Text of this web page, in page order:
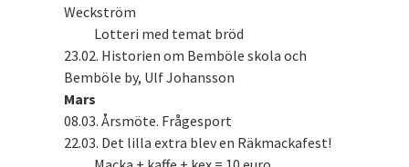
Weckström
Lotteri med temat bröd
23.02. Historien om Bemböle skola och
Bemböle by, Ulf Johansson
Mars
08.03. Årsmöte. Frågesport
22.03. Det lilla extra blev en Räkmackafest!